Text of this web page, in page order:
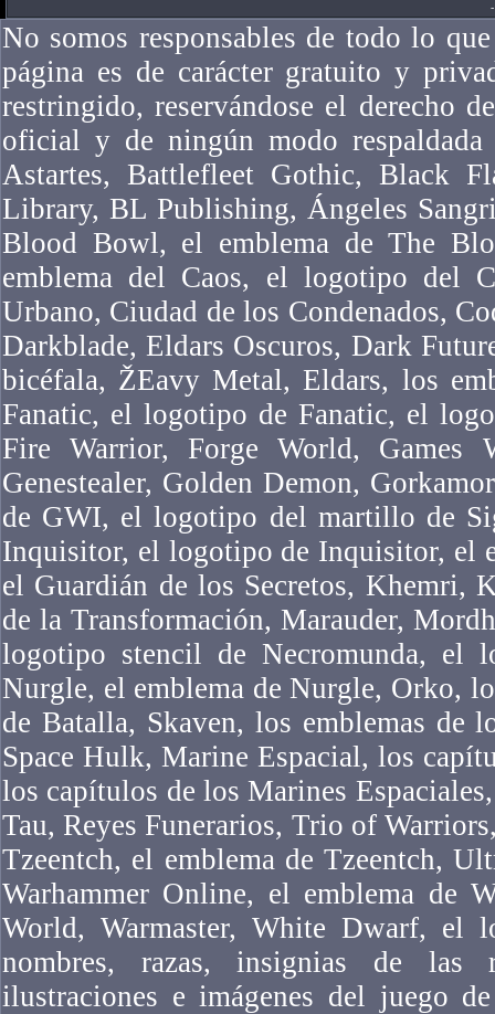
No somos responsables de todo lo
página es de carácter gratuito y
restringido, reservándose el derecho
oficial y de ningún modo
Astartes, Battlefleet Gothic, Black
Library, BL Publishing, Ángeles
Blood Bowl, el emblema de The
emblema del Caos, el logotipo del
Urbano, Ciudad de los Condenados,
Darkblade, Eldars Oscuros, Dark
bicéfala, ŽEavy Metal, Eldars, los
Fanatic, el logotipo de Fanatic, el
Fire Warrior, Forge World, Games
Genestealer, Golden Demon,
de GWI, el logotipo del martillo de
Inquisitor, el logotipo de Inquisitor, el
el Guardián de los Secretos, Khemri,
de la Transformación, Marauder,
logotipo stencil de Necromunda, el
Nurgle, el emblema de Nurgle, Orko,
de Batalla, Skaven, los emblemas de
Space Hulk, Marine Espacial, los
los capítulos de los Marines
Tau, Reyes Funerarios, Trio of
Tzeentch, el emblema de Tzeentch,
Warhammer Online, el emblema de
World, Warmaster, White Dwarf, el
nombres, razas, insignias de las
ilustraciones e imágenes del juego